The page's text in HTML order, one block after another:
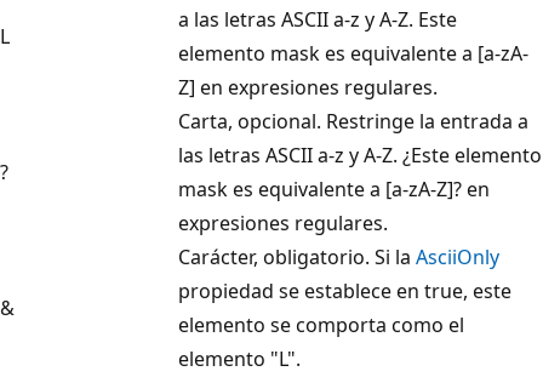
L
a las letras ASCII a-z y A-Z. Este
elemento mask es equivalente a [a-zA-
Z] en expresiones regulares.
?
Carta, opcional. Restringe la entrada a
las letras ASCII a-z y A-Z. ¿Este elemento
mask es equivalente a [a-zA-Z]? en
expresiones regulares.
&
Carácter, obligatorio. Si la AsciiOnly
propiedad se establece en true, este
elemento se comporta como el
elemento "L".